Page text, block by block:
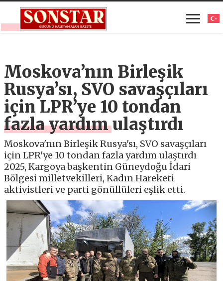
Moskova’nın Birleşik
Rusya’sı, SVO savaşçıları
için LPR’ye 10 tondan
fazla yardım ulaştırdı
Moskova'nın Birleşik Rusya'sı, SVO savaşçıları
için LPR'ye 10 tondan fazla yardım ulaştırdı
2025, Kargoya başkentin Güneydoğu İdari
Bölgesi milletvekilleri, Kadın Hareketi
aktivistleri ve parti gönüllüleri eşlik etti.